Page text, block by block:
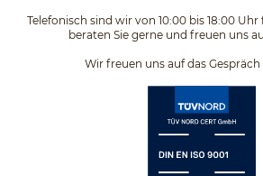
Telefonisch sind wir von 10:00 bis 18:00
beraten Sie gerne und freuen uns
Wir freuen uns auf das